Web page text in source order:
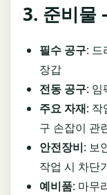
3. 준비물
필수 공구: 드
장갑
전동 공구: 임
주요 자재: 작
구 손잡이 관
안전장비: 보
작업 시 차단
예비품: 마무